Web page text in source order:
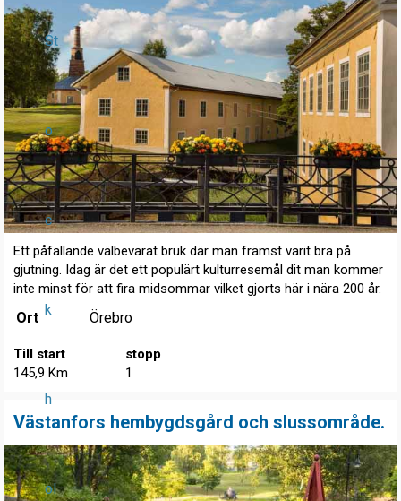
St
o
c
k
h
ol
Ett påfallande välbevarat bruk där man främst varit bra på
gjutning. Idag är det ett populärt kulturresemål dit man kommer
inte minst för att fira midsommar vilket gjorts här i nära 200 år.
Ort Örebro
Till start
145,9 Km
stopp
1
Västanfors hembygdsgård och slussområde.